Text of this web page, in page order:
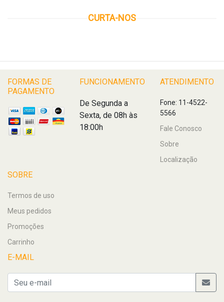
CURTA-NOS
FORMAS DE
PAGAMENTO
FUNCIONAMENTO
De Segunda a
Sexta, de 08h às
18:00h
ATENDIMENTO
Fone: 11-4522-
5566
Fale Conosco
Sobre
Localização
SOBRE
Termos de uso
Meus pedidos
Promoções
Carrinho
E-MAIL